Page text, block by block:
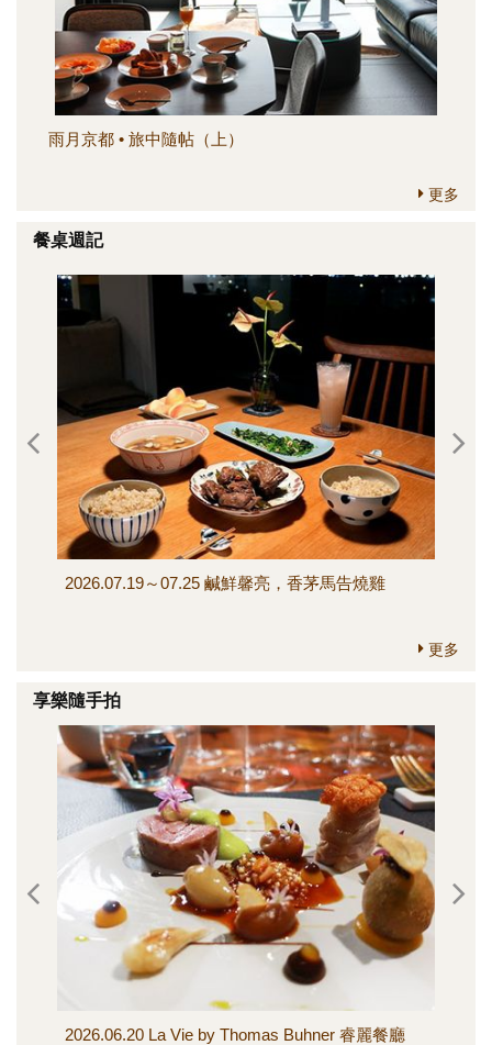
訂閱電子報
雨月京都 • 旅中隨帖（上）
更多
餐桌週記
2026.07.19～07.25 鹹鮮馨亮，香茅馬告燒雞
更多
享樂隨手拍
2026.06.20 La Vie by Thomas Buhner 睿麗餐廳